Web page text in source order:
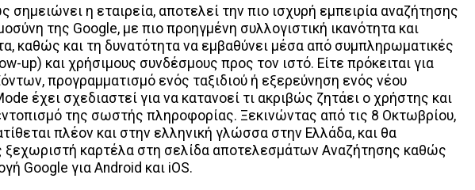
σημειώνει η εταιρεία, αποτελεί την πιο ισχυρή εμπειρία αναζήτησης
της Google, με πιο προηγμένη συλλογιστική ικανότητα και
καθώς και τη δυνατότητα να εμβαθύνει μέσα από συμπληρωματικές
up) και χρήσιμους συνδέσμους προς τον ιστό. Είτε πρόκειται για
προγραμματισμό ενός ταξιδιού ή εξερεύνηση ενός νέου
έχει σχεδιαστεί για να κατανοεί τι ακριβώς ζητάει ο χρήστης και
της σωστής πληροφορίας. Ξεκινώντας από τις 8 Οκτωβρίου,
πλέον και στην ελληνική γλώσσα στην Ελλάδα, και θα
ξεχωριστή καρτέλα στη σελίδα αποτελεσμάτων Αναζήτησης καθώς
Google για Android και iOS.